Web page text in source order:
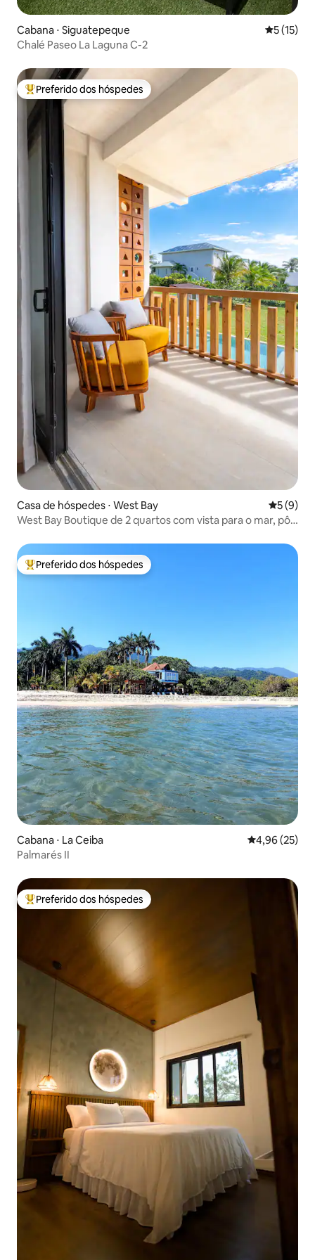
Cabana ⋅ Siguatepeque 5 de uma
5 (15)
Chalé Paseo La Laguna C-2
Entre os melhores preferidos dos hóspedes
Preferido dos hóspedes
Casa de hóspedes ⋅ West Bay 5 de
5 (9)
West Bay Boutique de 2 quartos com vista para o mar, pôr
Entre os melhores preferidos dos hóspedes
Preferido dos hóspedes
Cabana ⋅ La Ceiba 4,96 de uma
4,96 (25)
Palmarés II
Entre os melhores preferidos dos hóspedes
Preferido dos hóspedes